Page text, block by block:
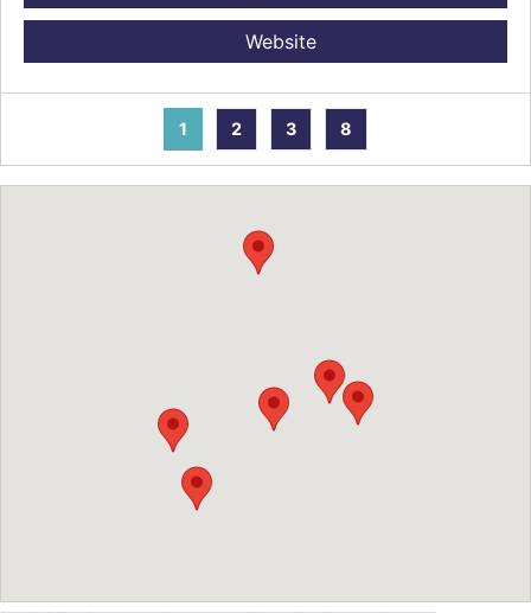
Website
1 2 3 8